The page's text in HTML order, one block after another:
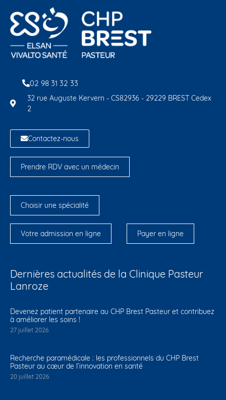
02 98 31 32 33
32 rue Auguste Kervern - CS82936 - 29229 BREST Cedex
2
Contactez-nous
Prendre RDV avec un médecin
Choisir une spécialité
Votre admission en ligne Payer en ligne
Dernières actualités de la Clinique Pasteur
Lanroze
Devenez patient partenaire au CHP Brest Pasteur et contribuez
à améliorer les soins !
27 juillet 2026
Recherche paramédicale : les professionnels du CHP Brest
Pasteur au cœur de l’innovation en santé
20 juillet 2026